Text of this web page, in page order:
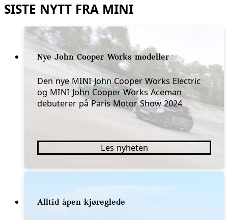
SISTE NYTT FRA MINI
Nye John Cooper Works modeller
Den nye MINI John Cooper Works Electric
og MINI John Cooper Works Aceman
debuterer på Paris Motor Show 2024
Les nyheten
Alltid åpen kjøreglede